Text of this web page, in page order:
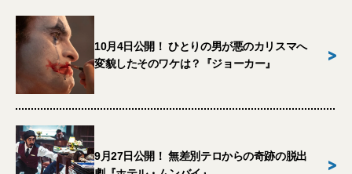
10月4日公開！ ひとりの男が悪のカリスマへ
変貌したそのワケは？『ジョーカー』
>
9月27日公開！ 無差別テロからの奇跡の脱出
>